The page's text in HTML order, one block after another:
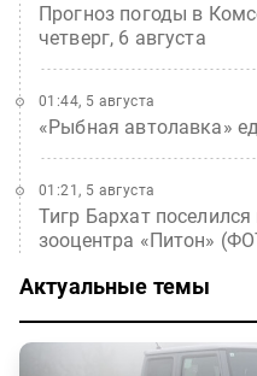
Прогноз погоды в
четверг, 6 августа
«Рыбная автолавка»
01:44, 5 августа
Тигр Бархат
зооцентра «Питон»
01:21, 5 августа
Актуальные темы